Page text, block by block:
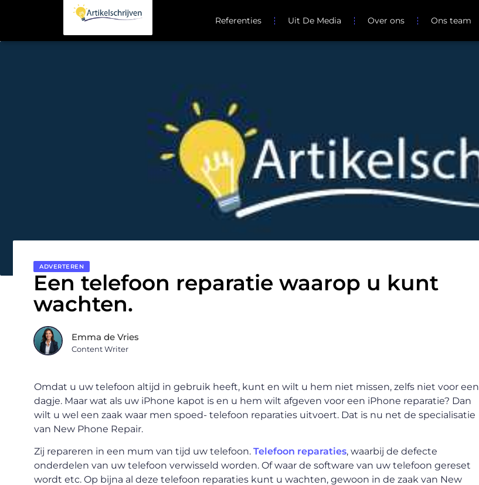
Referenties Uit De Media Over ons Ons team
ADVERTEREN
Een telefoon reparatie waarop u kunt
wachten.
Emma de Vries
Content Writer
Omdat u uw telefoon altijd in gebruik heeft, kunt en wilt u hem niet missen, zelfs niet voor een
dagje. Maar wat als uw iPhone kapot is en u hem wilt afgeven voor een iPhone reparatie? Dan
wilt u wel een zaak waar men spoed- telefoon reparaties uitvoert. Dat is nu net de specialisatie
van New Phone Repair.
Zij repareren in een mum van tijd uw telefoon. Telefoon reparaties, waarbij de defecte
onderdelen van uw telefoon verwisseld worden. Of waar de software van uw telefoon gereset
wordt etc. Op bijna al deze telefoon reparaties kunt u wachten, gewoon in de zaak van New